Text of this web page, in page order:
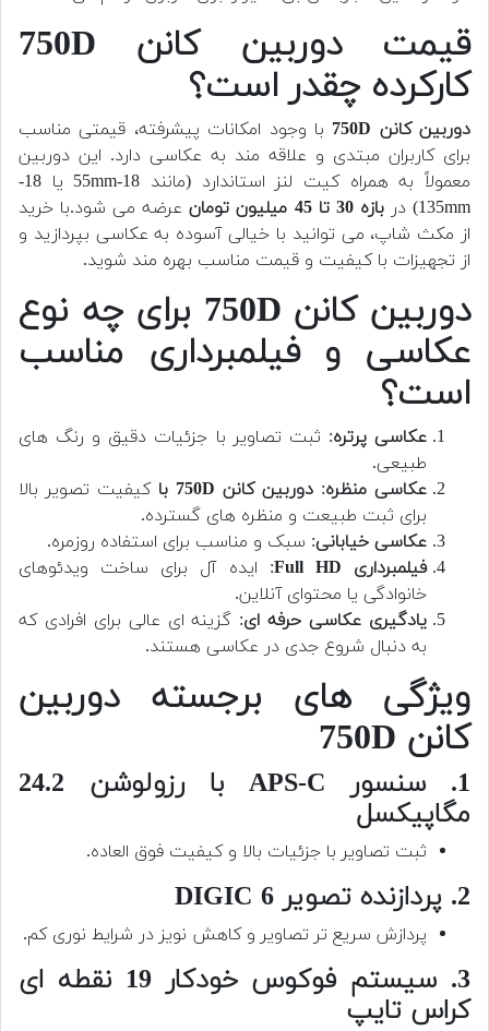
قیمت دوربین کانن 750D
کارکرده چقدر است؟
دوربین کانن 750D
با وجود امکانات پیشرفته، قیمتی مناسب
برای کاربران مبتدی و علاقه مند به عکاسی دارد. این دوربین
معمولاً به همراه کیت لنز استاندارد (مانند 18-55mm یا 18-
135mm) در
بازه 30 تا 45 میلیون تومان عرضه می شود.با خرید
از مکث شاپ، می توانید با خیالی آسوده به عکاسی بپردازید و
از تجهیزات با کیفیت و قیمت مناسب بهره مند شوید.
دوربین کانن 750D برای چه نوع
عکاسی و فیلمبرداری مناسب
است؟
عکاسی پرتره: ثبت تصاویر با جزئیات دقیق و رنگ های
طبیعی.
عکاسی منظره: دوربین کانن 750D با
کیفیت تصویر بالا
برای ثبت طبیعت و منظره های گسترده.
عکاسی خیابانی: سبک و مناسب برای استفاده روزمره.
فیلمبرداری Full HD
: ایده آل برای ساخت ویدئوهای
خانوادگی یا محتوای آنلاین.
یادگیری عکاسی حرفه ای: گزینه ای عالی برای افرادی که
به دنبال شروع جدی در عکاسی هستند.
ویژگی های برجسته دوربین
کانن 750D
1. سنسور APS-C با رزولوشن 24.2
مگاپیکسل
ثبت تصاویر با جزئیات بالا و کیفیت فوق العاده.
2. پردازنده تصویر DIGIC 6
پردازش سریع تر تصاویر و کاهش نویز در شرایط نوری کم.
3. سیستم فوکوس خودکار 19 نقطه ای
کراس تایپ